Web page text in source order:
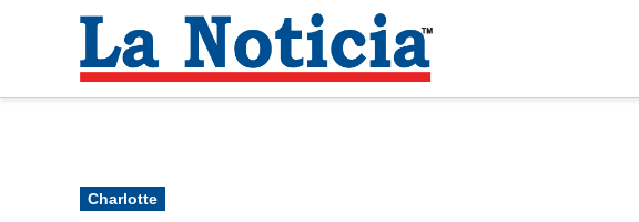
contenido
Noticia
Publicado
en
Charlotte